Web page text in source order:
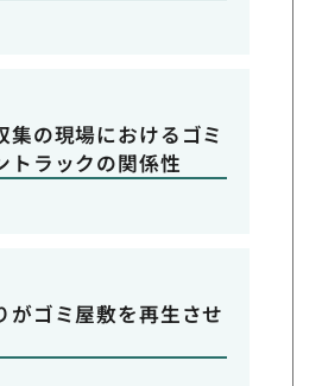
集の現場におけるゴミ
トラックの関係性
がゴミ屋敷を再生させ